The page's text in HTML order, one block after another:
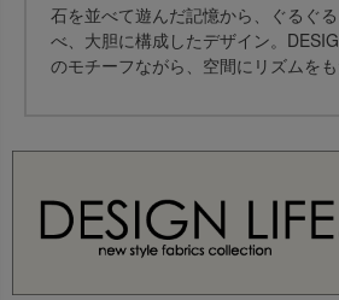
石を並べて遊んだ記憶から、ぐるぐ
べ、大胆に構成したデザイン。
のモチーフながら、空間にリズムをも